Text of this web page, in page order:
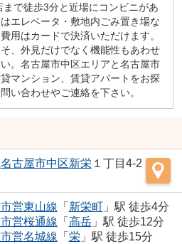
で徒歩3分と近場にコンビニがあ
エレベータ・敷地内ごみ置き場な
用はカードで決済いただけます。
、外見だけでなく機能性もあわせ
。名古屋市中区エリアと名古屋市
マンション、賃貸アパートをお探
い合わせやご連絡を下さい。
名古屋市中区新栄１丁目4-2
営東山線 「 新栄町」駅 徒歩4分
営桜通線 「 高岳」駅 徒歩12分
営名城線 「 栄」駅 徒歩15分